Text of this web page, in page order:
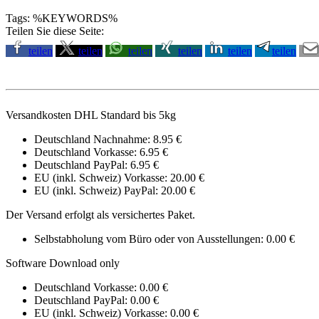
Tags: %KEYWORDS%
Teilen Sie diese Seite:
teilen
teilen teilen teilen teilen teilen
Versandkosten DHL Standard bis 5kg
Deutschland Nachnahme: 8.95 €
Deutschland Vorkasse: 6.95 €
Deutschland PayPal: 6.95 €
EU (inkl. Schweiz) Vorkasse: 20.00 €
EU (inkl. Schweiz) PayPal: 20.00 €
Der Versand erfolgt als versichertes Paket.
Selbstabholung vom Büro oder von Ausstellungen: 0.00 €
Software Download only
Deutschland Vorkasse: 0.00 €
Deutschland PayPal: 0.00 €
EU (inkl. Schweiz) Vorkasse: 0.00 €